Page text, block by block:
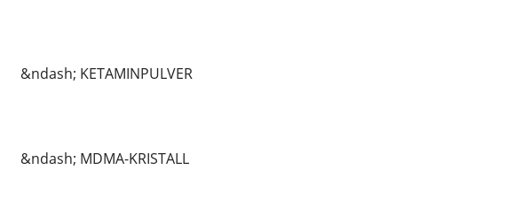
&ndash; KETAMINPULVER
&ndash; MDMA-KRISTALL